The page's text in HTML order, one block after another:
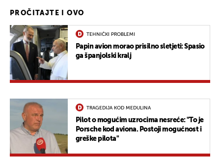
PROČITAJTE I OVO
TEHNIČKI PROBLEMI
Papin avion morao prisilno sletjeti: Spasio
ga španjolski kralj
TRAGEDIJA KOD MEDULINA
Pilot o mogućim uzrocima nesreće: "To je
Porsche kod aviona. Postoji mogućnost i
greške pilota"